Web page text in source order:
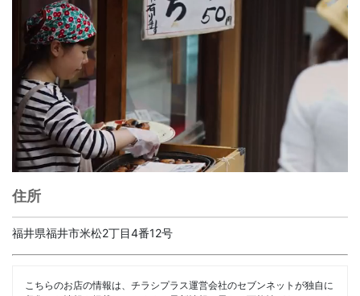
住所
福井県福井市米松2丁目4番12号
こちらのお店の情報は、チラシプラス運営会社のセブンネットが独自に